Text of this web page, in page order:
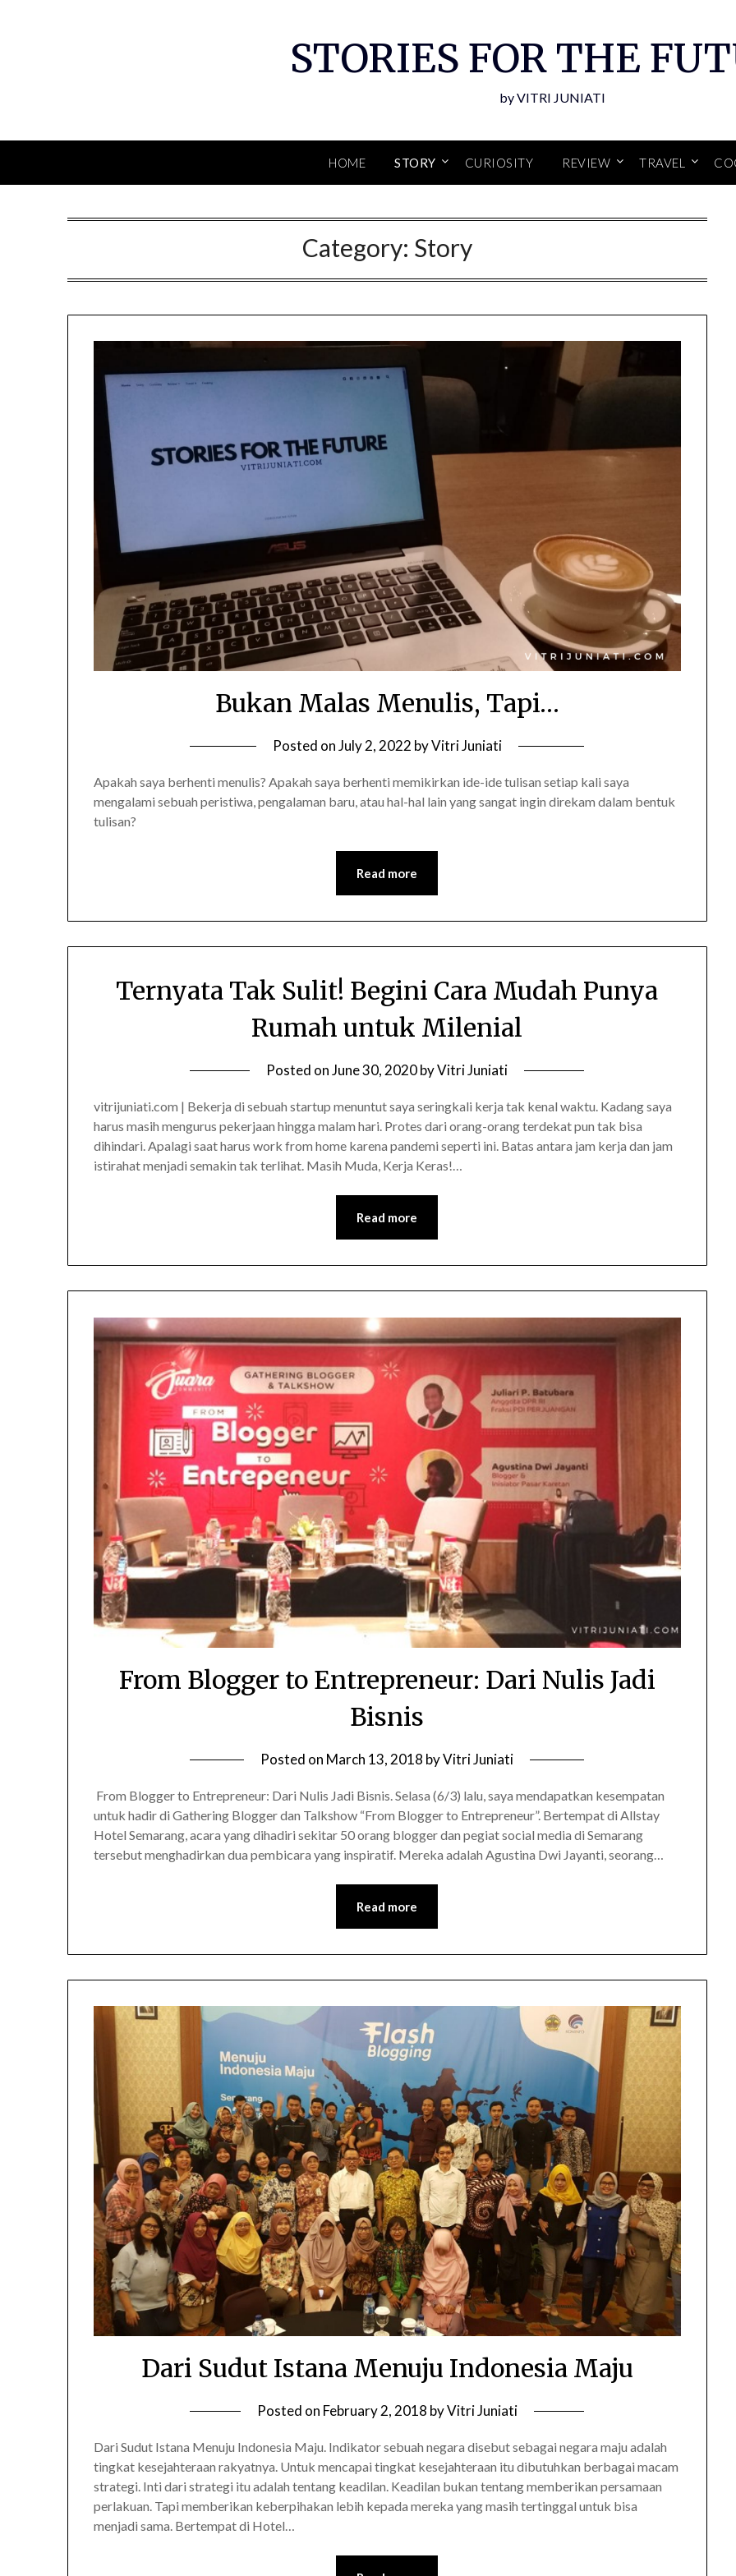
STORIES FOR THE
by VITRI JUNIATI
HOME STORY CURIOSITY REVIEW TRAVEL
Category: Story
Bukan Malas Menulis, Tapi…
Posted onJuly 2, 2022 byVitri Juniati
Apakah saya berhenti menulis? Apakah saya berhenti memikirkan ide-ide tulisan setiap kali saya
mengalami sebuah peristiwa, pengalaman baru, atau hal-hal lain yang sangat ingin direkam dalam bentuk
tulisan?
Read more
Ternyata Tak Sulit! Begini Cara Mudah Punya
Rumah untuk Milenial
Posted onJune 30, 2020byVitri Juniati
vitrijuniati.com | Bekerja di sebuah startup menuntut saya seringkali kerja tak kenal waktu. Kadang saya
harus masih mengurus pekerjaan hingga malam hari. Protes dari orang-orang terdekat pun tak bisa
dihindari. Apalagi saat harus work from home karena pandemi seperti ini. Batas antara jam kerja dan jam
istirahat menjadi semakin tak terlihat. Masih Muda, Kerja Keras!…
Read more
From Blogger to Entrepreneur: Dari Nulis Jadi
Bisnis
Posted on March 13, 2018 byVitri Juniati
From Blogger to Entrepreneur: Dari Nulis Jadi Bisnis. Selasa (6/3) lalu, saya mendapatkan kesempatan
untuk hadir di Gathering Blogger dan Talkshow “From Blogger to Entrepreneur”. Bertempat di Allstay
Hotel Semarang, acara yang dihadiri sekitar 50 orang blogger dan pegiat social media di Semarang
tersebut menghadirkan dua pembicara yang inspiratif. Mereka adalah Agustina Dwi Jayanti, seorang…
Read more
Dari Sudut Istana Menuju Indonesia Maju
Posted on February 2, 2018 byVitri Juniati
Dari Sudut Istana Menuju Indonesia Maju. Indikator sebuah negara disebut sebagai negara maju adalah
tingkat kesejahteraan rakyatnya. Untuk mencapai tingkat kesejahteraan itu dibutuhkan berbagai macam
strategi. Inti dari strategi itu adalah tentang keadilan. Keadilan bukan tentang memberikan persamaan
perlakuan. Tapi memberikan keberpihakan lebih kepada mereka yang masih tertinggal untuk bisa
menjadi sama. Bertempat di Hotel…